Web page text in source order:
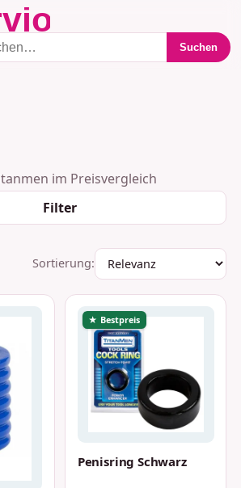
Suchen
im Preisvergleich
Filter
Sortierung:
★ Bestpreis
Penisring Schwarz